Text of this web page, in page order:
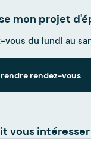
mon projet
vous du lundi au
rendez-vous
vous intéresser